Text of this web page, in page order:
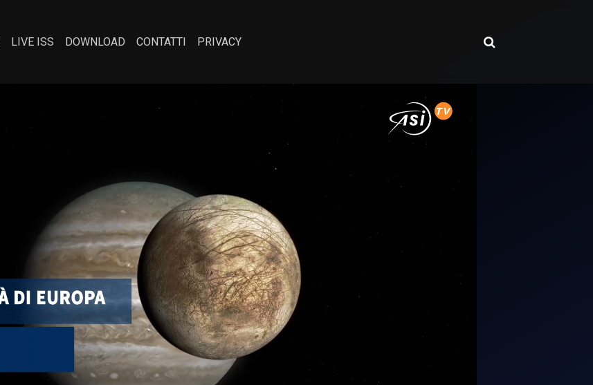
LIVE ISS DOWNLOAD CONTATTI PRIVACY